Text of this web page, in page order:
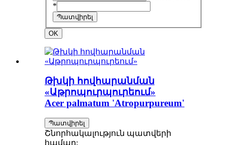
*
Պատվիրել
OK
Թխկի հովհարանման
«Աթրոպուրպուրեում»
Acer palmatum 'Atropurpureum'
Պատվիրել
Շնորհակալություն պատվերի
համար: